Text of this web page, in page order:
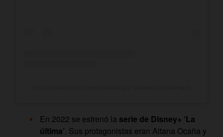
En 2022 se estrenó la serie de Disney+ ‘La
última’. Sus protagonistas eran Aitana Ocaña y